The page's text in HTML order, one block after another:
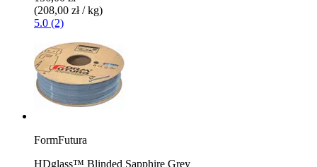
(208,00 zł / kg)
5.0 (2)
FormFutura
HDglass™ Blinded Sapphire Grey